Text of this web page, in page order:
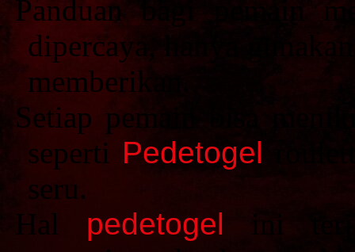
Panduan bagi pemain
dipercaya, hanya
memberikan.
Setiap pemain bisa
seperti Pedetogel
seru.
Hal pedetogel ini